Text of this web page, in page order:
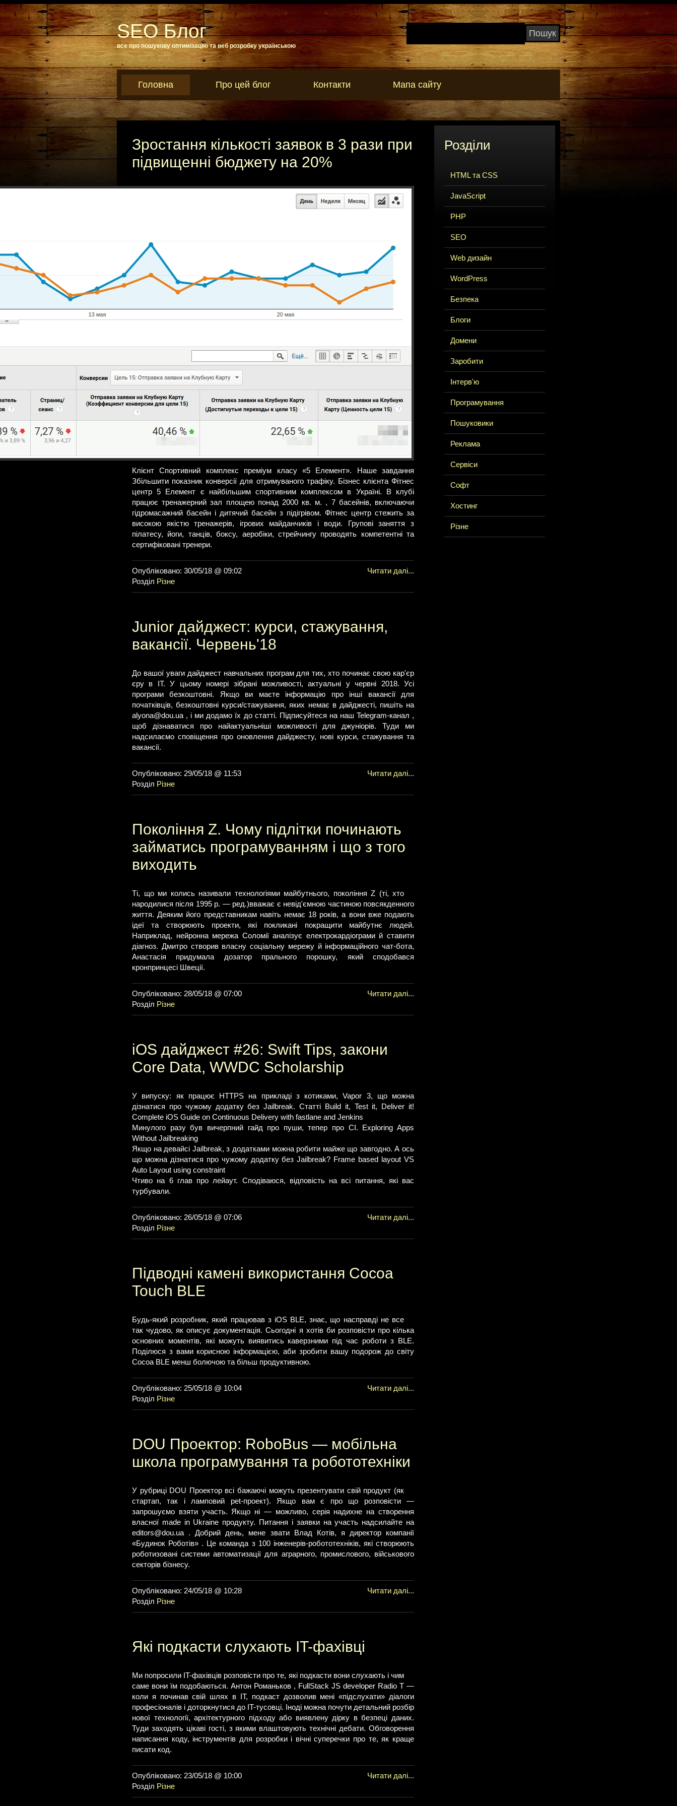
SEO Блог
все про пошукову оптимізацію та веб розробку українською
Головна Про цей блог Контакти Мапа сайту
Зростання кількості заявок в 3 рази при
підвищенні бюджету на 20%
Клієнт Спортивний комплекс преміум класу «5 Елемент». Наше завдання
Збільшити показник конверсії для отримуваного трафіку. Бізнес клієнта Фітнес
центр 5 Елемент є найбільшим спортивним комплексом в Україні. В клубі
працює тренажерний зал площею понад 2000 кв. м. , 7 басейнів, включаючи
гідромасажний басейн і дитячий басейн з підігрівом. Фітнес центр стежить за
високою якістю тренажерів, ігрових майданчиків і води. Групові заняття з
пілатесу, йоги, танців, боксу, аеробіки, стрейчингу проводять компетентні та
сертифіковані тренери.
Опубліковано: 30/05/18 @ 09:02
Розділ Різне
Читати далі...
Junior дайджест: курси, стажування,
вакансії. Червень'18
До вашої уваги дайджест навчальних програм для тих, хто починає свою кар'єр
єру в ІТ. У цьому номері зібрані можливості, актуальні у червні 2018. Усі
програми безкоштовні. Якщо ви маєте інформацію про інші вакансії для
початківців, безкоштовні курси/стажування, яких немає в дайджесті, пишіть на
alyona@dou.ua , і ми додамо їх до статті. Підписуйтеся на наш Telegram-канал ,
щоб дізнаватися про найактуальніші можливості для джуніорів. Туди ми
надсилаємо сповіщення про оновлення дайджесту, нові курси, стажування та
вакансії.
Опубліковано: 29/05/18 @ 11:53
Розділ Різне
Читати далі...
Покоління Z. Чому підлітки починають
займатись програмуванням і що з того
виходить
Ті, що ми колись називали технологіями майбутнього, покоління Z (ті, хто
народилися після 1995 р. — ред.)вважає є невід'ємною частиною повсякденного
життя. Деяким його представникам навіть немає 18 років, а вони вже подають
ідеї та створюють проекти, які покликані покращити майбутнє людей.
Наприклад, нейронна мережа Соломії аналізує електрокардіограми й ставити
діагноз. Дмитро створив власну соціальну мережу й інформаційного чат-бота,
Анастасія придумала дозатор прального порошку, який сподобався
кронпринцесі Швеції.
Опубліковано: 28/05/18 @ 07:00
Розділ Різне
Читати далі...
iOS дайджест #26: Swift Tips, закони
Core Data, WWDC Scholarship
У випуску: як працює HTTPS на прикладі з котиками, Vapor 3, що можна
дізнатися про чужому додатку без Jailbreak. Статті Build it, Test it, Deliver it!
Complete iOS Guide on Continuous Delivery with fastlane and Jenkins
Минулого разу був вичерпний гайд про пуши, тепер про CI. Exploring Apps
Without Jailbreaking
Якщо на девайсі Jailbreak, з додатками можна робити майже що завгодно. А ось
що можна дізнатися про чужому додатку без Jailbreak? Frame based layout VS
Auto Layout using constraint
Чтиво на 6 глав про лейаут. Сподіваюся, відповість на всі питання, які вас
турбували.
Опубліковано: 26/05/18 @ 07:06
Розділ Різне
Читати далі...
Підводні камені використання Cocoa
Touch BLE
Будь-який розробник, який працював з iOS BLE, знає, що насправді не все
так чудово, як описує документація. Сьогодні я хотів би розповісти про кілька
основних моментів, які можуть виявитись каверзними під час роботи з BLE.
Поділюся з вами корисною інформацією, аби зробити вашу подорож до світу
Cocoa BLE менш болючою та більш продуктивною.
Опубліковано: 25/05/18 @ 10:04
Розділ Різне
Читати далі...
DOU Проектор: RoboBus — мобільна
школа програмування та робототехніки
У рубриці DOU Проектор всі бажаючі можуть презентувати свій продукт (як
стартап, так і ламповий pet-проект). Якщо вам є про що розповісти —
запрошуємо взяти участь. Якщо ні — можливо, серія надихне на створення
власної made in Ukraine продукту. Питання і заявки на участь надсилайте на
editors@dou.ua . Добрий день, мене звати Влад Котів, я директор компанії
«Будинок Роботів» . Це команда з 100 інженерів-робототехніків, які створюють
роботизовані системи автоматизації для аграрного, промислового, військового
секторів бізнесу.
Опубліковано: 24/05/18 @ 10:28
Розділ Різне
Читати далі...
Які подкасти слухають IT-фахівці
Ми попросили IT-фахівців розповісти про те, які подкасти вони слухають і чим
саме вони їм подобаються. Антон Романьков , FullStack JS developer Radio T —
коли я починав свій шлях в IT, подкаст дозволив мені «підслухати» діалоги
професіоналів і доторкнутися до IT-тусовці. Іноді можна почути детальний розбір
нової технології, архітектурного підходу або виявлену дірку в безпеці даних.
Туди заходять цікаві гості, з якими влаштовують технічні дебати. Обговорення
написання коду, інструментів для розробки і вічні суперечки про те, як краще
писати код.
Опубліковано: 23/05/18 @ 10:00
Розділ Різне
Читати далі...
Розділи
HTML та CSS
JavaScript
PHP
SEO
Web дизайн
WordPress
Безпека
Блоги
Домени
Заробити
Інтерв'ю
Програмування
Пошуковики
Реклама
Сервіси
Софт
Хостинг
Різне